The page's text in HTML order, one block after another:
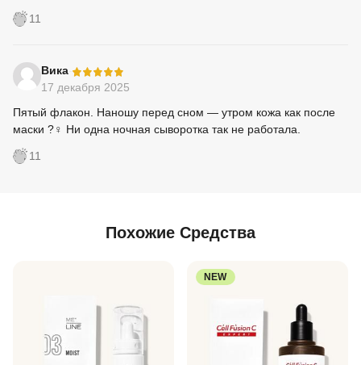
11
Вика
17 декабря 2025
Пятый флакон. Наношу перед сном — утром кожа как после
маски ?‍♀️ Ни одна ночная сыворотка так не работала.
11
Похожие Средства
NEW